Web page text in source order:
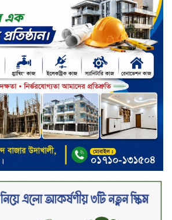
দীর্ঘস্থায়ী ৭,৫০০ এমএএইচ ব্যাটারি
এবং শক্তিশালী গরিলা গ্লাস ৭আই সুরক্ষা
নিয়ে শাওমি উন্মোচন করল নতুন রেডমি
১৭
খালেদা জিয়ার গাড়ীতে হামলাকারী
রুবেলের গোত্রীয় সন্ত্রাসীদের গ্রেফতারের
দাবি
ক্যাশলেস বাংলাদেশ বিনির্মাণে
ইসলামী ব্যাংকের উদ্যোগে বাংলা
কিউআর নিয়ে বিশিষ্ট আলেমদের সঙ্গে
মতবিনিময় সভা অনুষ্ঠিত
‘শেখ হাসিনা ডিসেম্বরে ফিরলে গণহত্যার
দায় নিয়ে কারাগারে যাবেন,’ আইনমন্ত্রী